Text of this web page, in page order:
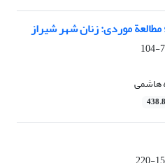
موردی: زنان شهر شیراز
هاشمی